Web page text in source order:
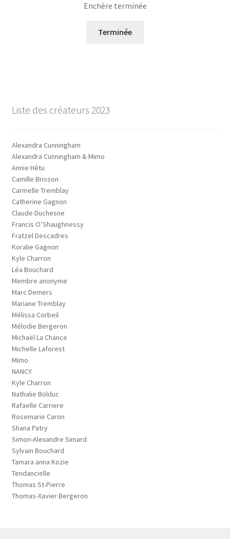
Enchère terminée
Terminée
Liste des créateurs 2023
Alexandra Cunningham
Alexandra Cunningham & Mimo
Annie Hétu
Camille Brisson
Carmelle Tremblay
Catherine Gagnon
Claude Duchesne
Francis O’Shaughnessy
Fratzel Descadres
Koralie Gagnon
Kyle Charron
Léa Bouchard
Membre anonyme
Marc Demers
Mariane Tremblay
Mélissa Corbeil
Mélodie Bergeron
Michaël La Chance
Michelle Laforest
Mimo
NANCY
Kyle Charron
Nathalie Bolduc
Rafaelle Carriere
Rosemarie Caron
Shana Patry
Simon-Alexandre Simard
Sylvain Bouchard
Tamara anna Kozie
Tendancielle
Thomas St-Pierre
Thomas-Xavier Bergeron